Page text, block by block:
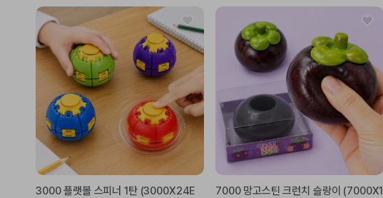
3000 플랫볼 스피너 1탄 (3000X24E
7000 망고스틴 크런치 슬랑이 (7000X1